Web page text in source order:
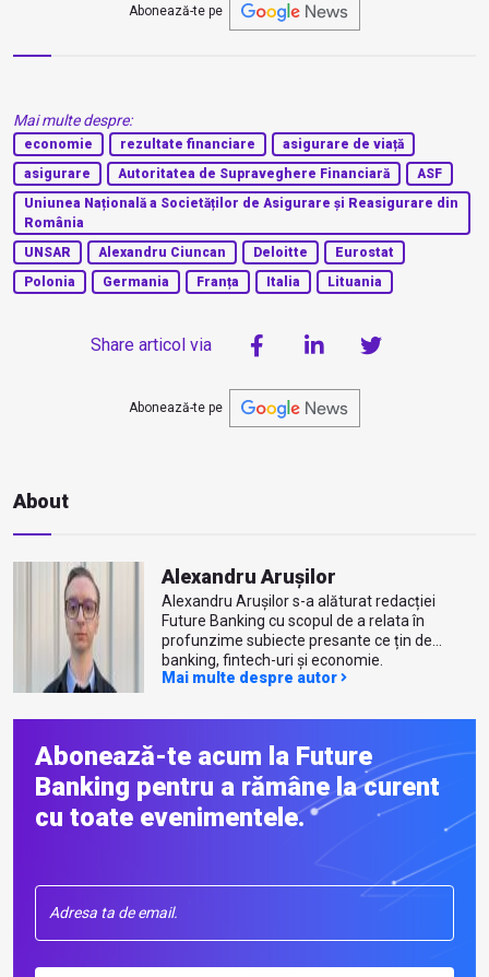
Abonează-te pe
Mai multe despre:
economie rezultate financiare
asigurare de viață
asigurare
Autoritatea de Supraveghere Financiară
ASF
Uniunea Națională a Societăților de Asigurare și Reasigurare din
România
UNSAR
Alexandru Ciuncan Deloitte
Eurostat
Polonia
Germania Franța Italia Lituania
Share articol via
Abonează-te pe
About
Alexandru Arușilor
Alexandru Arușilor s-a alăturat redacției
Future Banking cu scopul de a relata în
profunzime subiecte presante ce țin de
banking, fintech-uri și economie.
Mai multe despre autor
Abonează-te acum la Future
Banking pentru a rămâne la curent
cu toate evenimentele.